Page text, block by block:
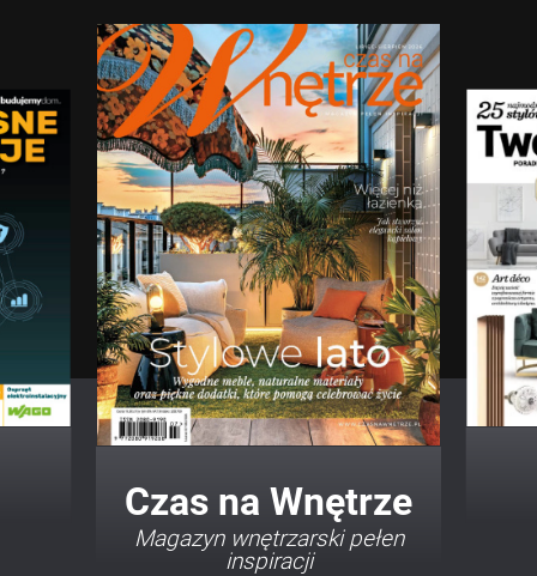
Twój Dom Twój Styl
Porady i inspiracje w
najmodniejszych stylach